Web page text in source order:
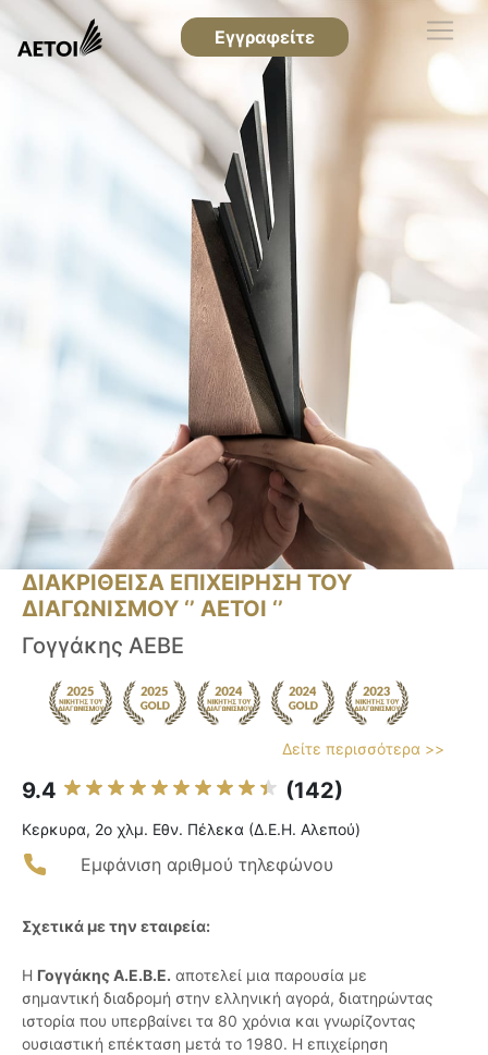
Εγγραφείτε
ΔΙΑΚΡΙΘΕΙΣΑ ΕΠΙΧΕΙΡΗΣΗ ΤΟΥ
ΔΙΑΓΩΝΙΣΜΟΥ ‘’ ΑΕΤΟΙ ‘’
Γογγάκης ΑΕΒΕ
Δείτε περισσότερα >>
9.4 (142)
Κερκυρα, 2ο χλμ. Εθν. Πέλεκα (Δ.Ε.Η. Αλεπού)
Εμφάνιση αριθμού τηλεφώνου
Σχετικά με την εταιρεία:
Η Γογγάκης Α.Ε.Β.Ε. αποτελεί μια παρουσία με
σημαντική διαδρομή στην ελληνική αγορά, διατηρώντας
ιστορία που υπερβαίνει τα 80 χρόνια και γνωρίζοντας
ουσιαστική επέκταση μετά το 1980. Η επιχείρηση